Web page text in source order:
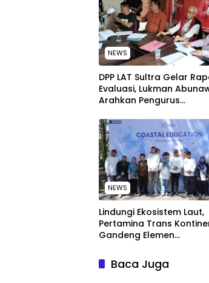
NEWS
‎DPP LAT Sultra Gelar
Evaluasi, Lukman
Arahkan Pengurus
Menyeluruh
NEWS
Lindungi Ekosistem Laut,
Pertamina Trans
Gandeng Elemen
Kebersihan Pantai di
Sulawesi
Baca Juga